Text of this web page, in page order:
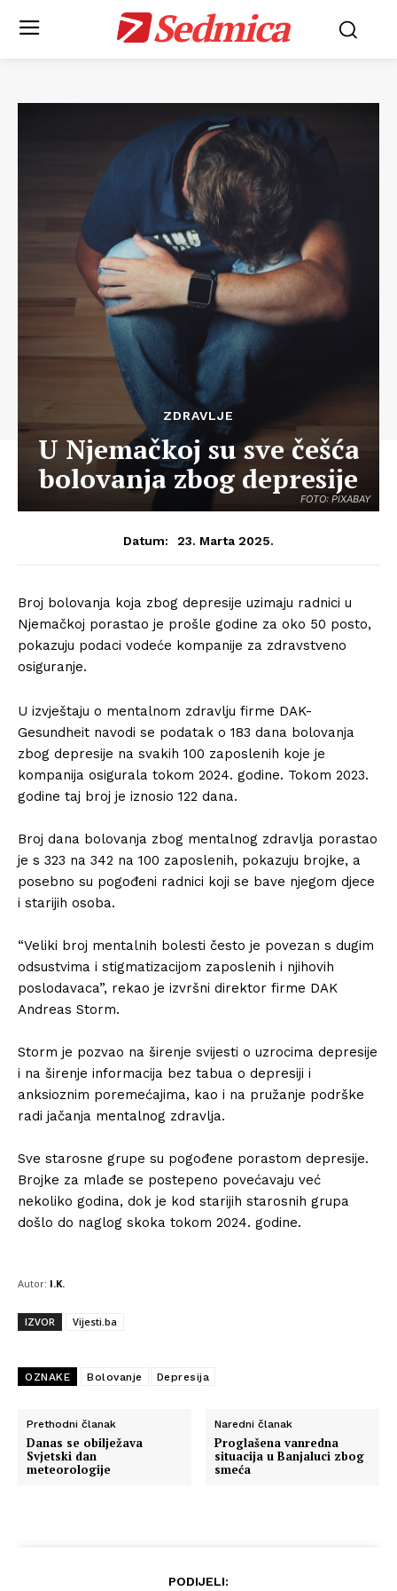
Sedmica
FOTO: PIXABAY
ZDRAVLJE
U Njemačkoj su sve češća
bolovanja zbog depresije
Datum: 23. Marta 2025.
Broj bolovanja koja zbog depresije uzimaju radnici u
Njemačkoj porastao je prošle godine za oko 50 posto,
pokazuju podaci vodeće kompanije za zdravstveno
osiguranje.
U izvještaju o mentalnom zdravlju firme DAK-
Gesundheit navodi se podatak o 183 dana bolovanja
zbog depresije na svakih 100 zaposlenih koje je
kompanija osigurala tokom 2024. godine. Tokom 2023.
godine taj broj je iznosio 122 dana.
Broj dana bolovanja zbog mentalnog zdravlja porastao
je s 323 na 342 na 100 zaposlenih, pokazuju brojke, a
posebno su pogođeni radnici koji se bave njegom djece
i starijih osoba.
“Veliki broj mentalnih bolesti često je povezan s dugim
odsustvima i stigmatizacijom zaposlenih i njihovih
poslodavaca”, rekao je izvršni direktor firme DAK
Andreas Storm.
Storm je pozvao na širenje svijesti o uzrocima depresije
i na širenje informacija bez tabua o depresiji i
anksioznim poremećajima, kao i na pružanje podrške
radi jačanja mentalnog zdravlja.
Sve starosne grupe su pogođene porastom depresije.
Brojke za mlađe se postepeno povećavaju već
nekoliko godina, dok je kod starijih starosnih grupa
došlo do naglog skoka tokom 2024. godine.
Autor: I.K.
IZVOR Vijesti.ba
OZNAKE Bolovanje Depresija
Prethodni članak
Danas se obilježava
Svjetski dan
meteorologije
Naredni članak
Proglašena vanredna
situacija u Banjaluci zbog
smeća
PODIJELI: